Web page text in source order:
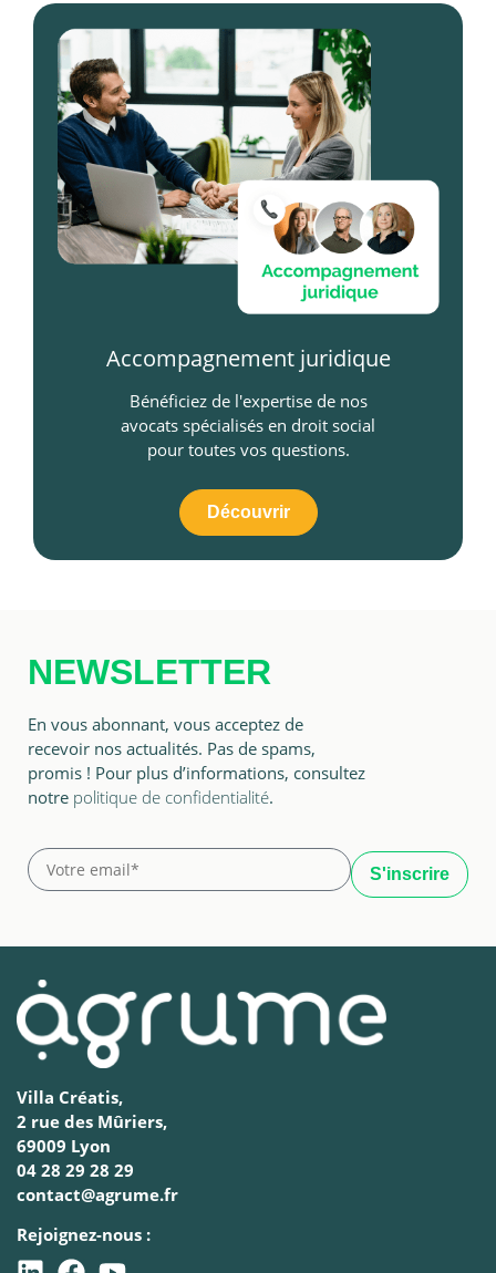
Accompagnement juridique
Bénéficiez de l'expertise de nos
avocats spécialisés en droit social
pour toutes vos questions.
Découvrir
NEWSLETTER
En vous abonnant, vous acceptez de
recevoir nos actualités. Pas de spams,
promis ! Pour plus d’informations, consultez
notre politique de confidentialité.
Villa Créatis,
2 rue des Mûriers,
69009 Lyon
04 28 29 28 29
contact@agrume.fr
Rejoignez-nous :